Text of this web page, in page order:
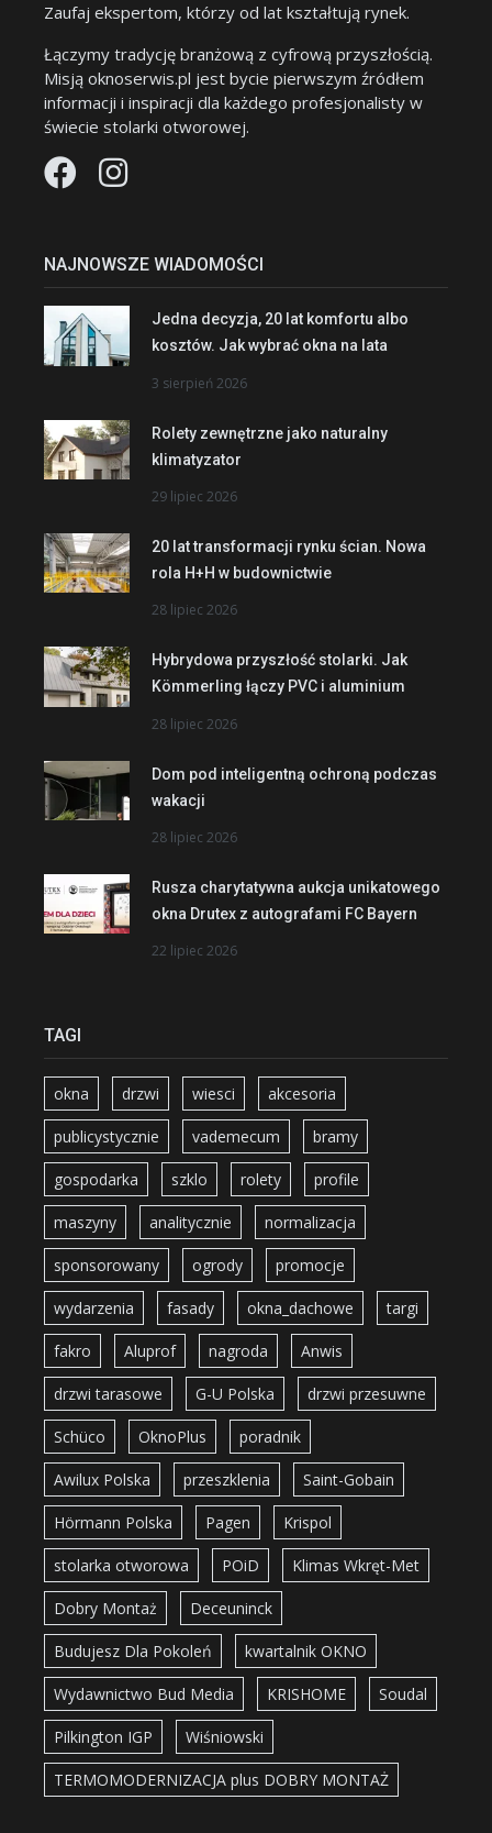
Zaufaj ekspertom, którzy od lat kształtują rynek.
Łączymy tradycję branżową z cyfrową przyszłością.
Misją oknoserwis.pl jest bycie pierwszym źródłem
informacji i inspiracji dla każdego profesjonalisty w
świecie stolarki otworowej.
NAJNOWSZE WIADOMOŚCI
Jedna decyzja, 20 lat komfortu albo
kosztów. Jak wybrać okna na lata
3 sierpień 2026
Rolety zewnętrzne jako naturalny
klimatyzator
29 lipiec 2026
20 lat transformacji rynku ścian. Nowa
rola H+H w budownictwie
28 lipiec 2026
Hybrydowa przyszłość stolarki. Jak
Kömmerling łączy PVC i aluminium
28 lipiec 2026
Dom pod inteligentną ochroną podczas
wakacji
28 lipiec 2026
Rusza charytatywna aukcja unikatowego
okna Drutex z autografami FC Bayern
22 lipiec 2026
TAGI
okna drzwi wiesci akcesoria
publicystycznie vademecum bramy
gospodarka szklo rolety profile
maszyny analitycznie normalizacja
sponsorowany ogrody promocje
wydarzenia fasady okna_dachowe targi
fakro Aluprof nagroda Anwis
drzwi tarasowe G-U Polska drzwi przesuwne
Schüco OknoPlus poradnik
Awilux Polska przeszklenia Saint-Gobain
Hörmann Polska Pagen Krispol
stolarka otworowa POiD Klimas Wkręt-Met
Dobry Montaż Deceuninck
Budujesz Dla Pokoleń kwartalnik OKNO
Wydawnictwo Bud Media KRISHOME Soudal
Pilkington IGP Wiśniowski
TERMOMODERNIZACJA plus DOBRY MONTAŻ